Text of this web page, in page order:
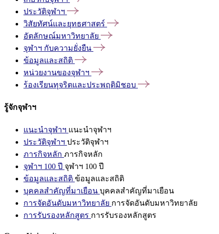
ประวัติจุฬาฯ
วิสัยทัศน์และยุทธศาสตร์
อัตลักษณ์มหาวิทยาลัย
จุฬาฯ กับความยั่งยืน
ข้อมูลและสถิติ
หน่วยงานของจุฬาฯ
ร้องเรียนทุจริตและประพฤติมิชอบ
รู้จักจุฬาฯ
แนะนำจุฬาฯ แนะนำจุฬาฯ
ประวัติจุฬาฯ ประวัติจุฬาฯ
ภารกิจหลัก ภารกิจหลัก
จุฬาฯ 100 ปี จุฬาฯ 100 ปี
ข้อมูลและสถิติ ข้อมูลและสถิติ
บุคคลสำคัญที่มาเยือน บุคคลสำคัญที่มาเยือน
การจัดอันดับมหาวิทยาลัย การจัดอันดับมหาวิทยาลัย
การรับรองหลักสูตร การรับรองหลักสูตร